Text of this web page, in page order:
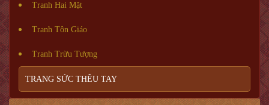
Tranh Hai Mặt
Tranh Tôn Giáo
Tranh Trừu Tượng
TRANG SỨC THÊU TAY